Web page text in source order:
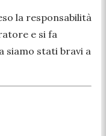
la responsabilità
e si fa
siamo stati bravi a